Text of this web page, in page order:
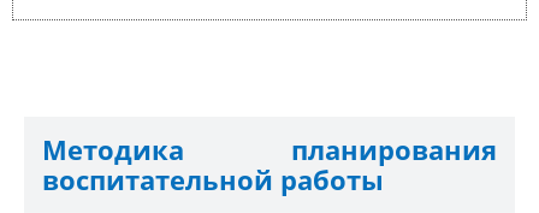
Методика планирования
воспитательной работы